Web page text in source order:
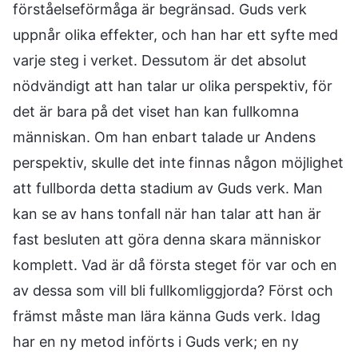
förståelseförmåga är begränsad. Guds verk
uppnår olika effekter, och han har ett syfte med
varje steg i verket. Dessutom är det absolut
nödvändigt att han talar ur olika perspektiv, för
det är bara på det viset han kan fullkomna
människan. Om han enbart talade ur Andens
perspektiv, skulle det inte finnas någon möjlighet
att fullborda detta stadium av Guds verk. Man
kan se av hans tonfall när han talar att han är
fast besluten att göra denna skara människor
komplett. Vad är då första steget för var och en
av dessa som vill bli fullkomliggjorda? Först och
främst måste man lära känna Guds verk. Idag
har en ny metod införts i Guds verk; en ny